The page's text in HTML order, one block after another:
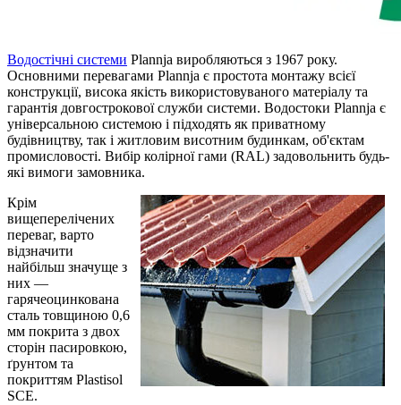
Водостічні системи Plannja виробляються з 1967 року.
Основними перевагами Plannja є простота монтажу всієї
конструкції, висока якість використовуваного матеріалу та
гарантія довгострокової служби системи. Водостоки Plannja є
універсальною системою і підходять як приватному
будівництву, так і житловим висотним будинкам, об'єктам
промисловості. Вибір колірної гами (RAL) задовольнить будь-
які вимоги замовника.
Крім
вищеперелічених
переваг, варто
відзначити
найбільш значуще з
них —
гарячеоцинкована
сталь товщиною 0,6
мм покрита з двох
сторін пасировкою,
ґрунтом та
покриттям Plastisol
SCE.